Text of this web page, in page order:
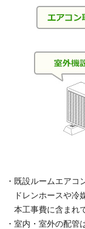
・既設ルームエアコ
ドレンホースや冷
本工事費に含まれ
・室内・室外の配管